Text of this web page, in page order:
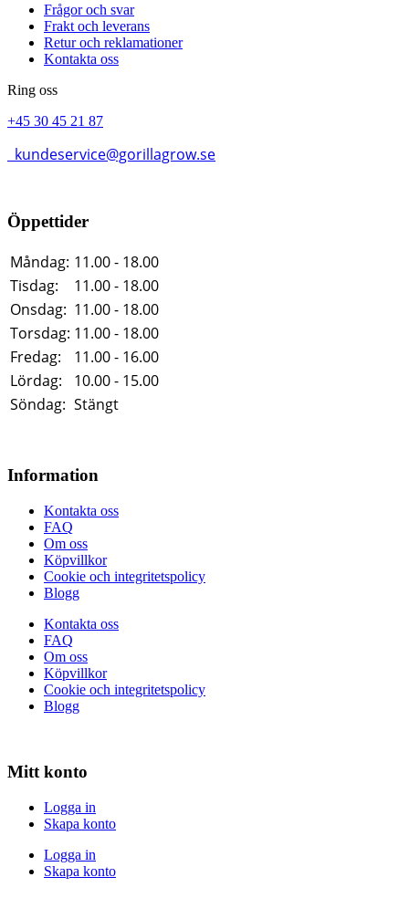
Frågor och svar
Frakt och leverans
Retur och reklamationer
Kontakta oss
Ring oss
+45 30 45 21 87
kundeservice@gorillagrow.se
Öppettider
Måndag: 11.00 - 18.00
Tisdag:
11.00 - 18.00
Onsdag: 11.00 - 18.00
Torsdag: 11.00 - 18.00
Fredag:
11.00 - 16.00
Lördag:
10.00 - 15.00
Söndag: Stängt
Information
Kontakta oss
FAQ
Om oss
Köpvillkor
Cookie och integritetspolicy
Blogg
Kontakta oss
FAQ
Om oss
Köpvillkor
Cookie och integritetspolicy
Blogg
Mitt konto
Logga in
Skapa konto
Logga in
Skapa konto